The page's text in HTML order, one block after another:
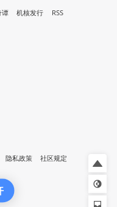
谭 机核发行 RSS
隐私政策
社区规定